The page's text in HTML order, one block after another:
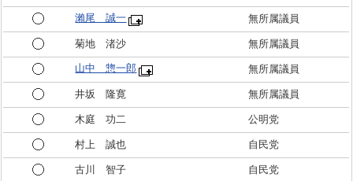
瀨尾 誠一 無所属議員
菊地 渚沙 無所属議員
山中 惣一郎 無所属議員
井坂 隆寛 無所属議員
木庭 功二 公明党
村上 誠也 自民党
古川 智子 自民党